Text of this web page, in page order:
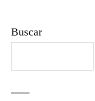
Buscar